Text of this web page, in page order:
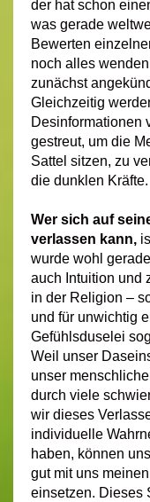
der hat schon
was gerade
Bewerten
noch alles
zunächst
Gleichzeitig
Desinformationen
gestreut, um die
Sattel sitzen, zu
die dunklen Kräfte.
Wer sich auf
verlassen kann,
wurde wohl
auch Intuition und
in der Religion –
und für unwichtig
Gefühlsduselei
Weil unser
unser
durch viele
wir dieses
individuelle
haben, können
gut mit uns
einsetzen. Dieses